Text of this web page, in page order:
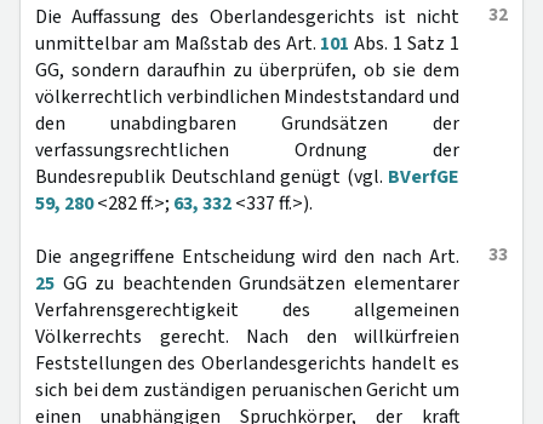
32
Die Auffassung des Oberlandesgerichts ist nicht
unmittelbar am Maßstab des Art. 101 Abs. 1 Satz 1
GG, sondern daraufhin zu überprüfen, ob sie dem
völkerrechtlich verbindlichen Mindeststandard und
den unabdingbaren Grundsätzen der
verfassungsrechtlichen Ordnung der
Bundesrepublik Deutschland genügt (vgl. BVerfGE
59, 280<282 ff.>; 63, 332<337 ff.>).
33
Die angegriffene Entscheidung wird den nach Art.
25 GG zu beachtenden Grundsätzen elementarer
Verfahrensgerechtigkeit des allgemeinen
Völkerrechts gerecht. Nach den willkürfreien
Feststellungen des Oberlandesgerichts handelt es
sich bei dem zuständigen peruanischen Gericht um
einen unabhängigen Spruchkörper, der kraft